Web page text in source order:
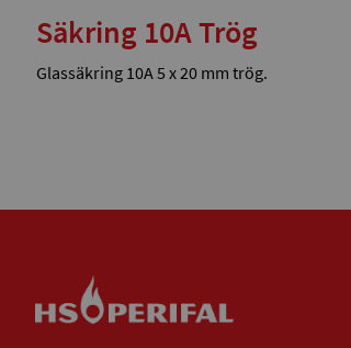
Säkring 10A Trög
Glassäkring 10A 5 x 20 mm trög.